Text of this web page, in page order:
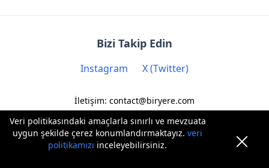
Veri politikasındaki amaçlarla sınırlı ve mevzuata
uygun şekilde çerez konumlandırmaktayız.veri
politikamızı inceleyebilirsiniz.
Bizi Takip Edin
Instagram X (Twitter)
İletişim: contact@biryere.com